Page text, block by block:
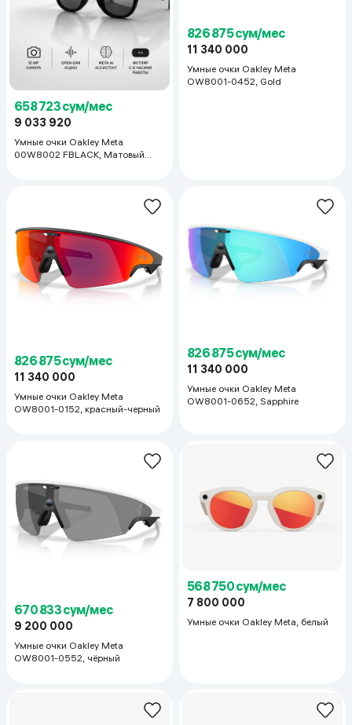
658 723 сум/мес
9 033 920
Умные очки Oakley Meta
00W8002 FBLACK, Матовый
826 875 сум/мес
11 340 000
Умные очки Oakley Meta
OW8001-0452, Gold
826 875 сум/мес
11 340 000
Умные очки Oakley Meta
OW8001-0152, красный-черный
826 875 сум/мес
11 340 000
Умные очки Oakley Meta
OW8001-0652, Sapphire
670 833 сум/мес
9 200 000
Умные очки Oakley Meta
OW8001-0552, чёрный
568 750 сум/мес
7 800 000
Умные очки Oakley Meta, белый